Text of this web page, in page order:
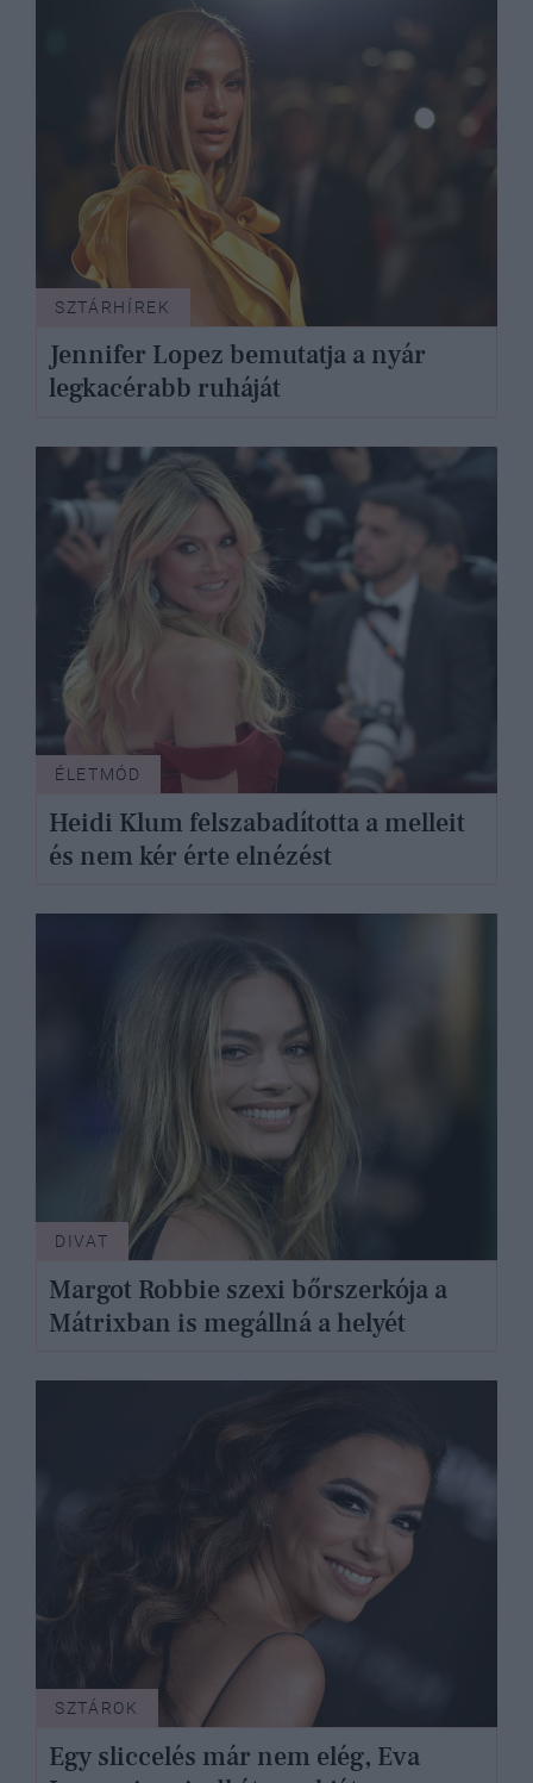
SZTÁRHÍREK
Jennifer Lopez bemutatja a nyár
legkacérabb ruháját
ÉLETMÓD
Heidi Klum felszabadította a melleit
és nem kér érte elnézést
DIVAT
Margot Robbie szexi bőrszerkója a
Mátrixban is megállná a helyét
SZTÁROK
Egy sliccelés már nem elég, Eva